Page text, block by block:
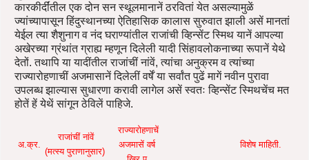
कारकीर्दींतील एक दोन सन स्थूलमानानें ठरवितां येत असल्यामुळें
ज्यांच्यापासून हिंदुस्थानच्या ऐतिहासिक कालास सुरुवात झाली असें मानतां
येईल त्या शैशुनाग व नंद घराण्यांतील राजांची व्हिन्सेंट स्मिथ यानें आपल्या
अखेरच्या ग्रंथांत ग्राह्य म्हणून दिलेली यादी सिंहावलोकनाच्या रूपानें येथे
देतों. तथापि या यादींतील राजांचीं नांवें, त्यांचा अनुक्रम व त्यांच्या
राज्यारोहणाचीं अजमासानें दिलेलीं वर्षें या सर्वांत पुढें मागें नवीन पुरावा
उपलब्ध झाल्यास सुधारणा करावी लागेल असें स्वतः व्हिन्सेंट स्मिथचेंच मत
होतें हें येथें सांगून ठेविलें पाहिजे.
अ.क्र.
राजांचीं नांवें
(मत्स्य पुराणानुसार)
राज्यारोहणाचें
अजमासें वर्ष
विशेष माहिती.